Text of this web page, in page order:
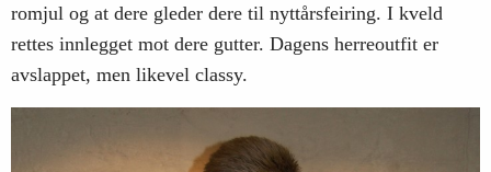
romjul og at dere gleder dere til nyttårsfeiring. I kveld
rettes innlegget mot dere gutter. Dagens herreoutfit er
avslappet, men likevel classy.